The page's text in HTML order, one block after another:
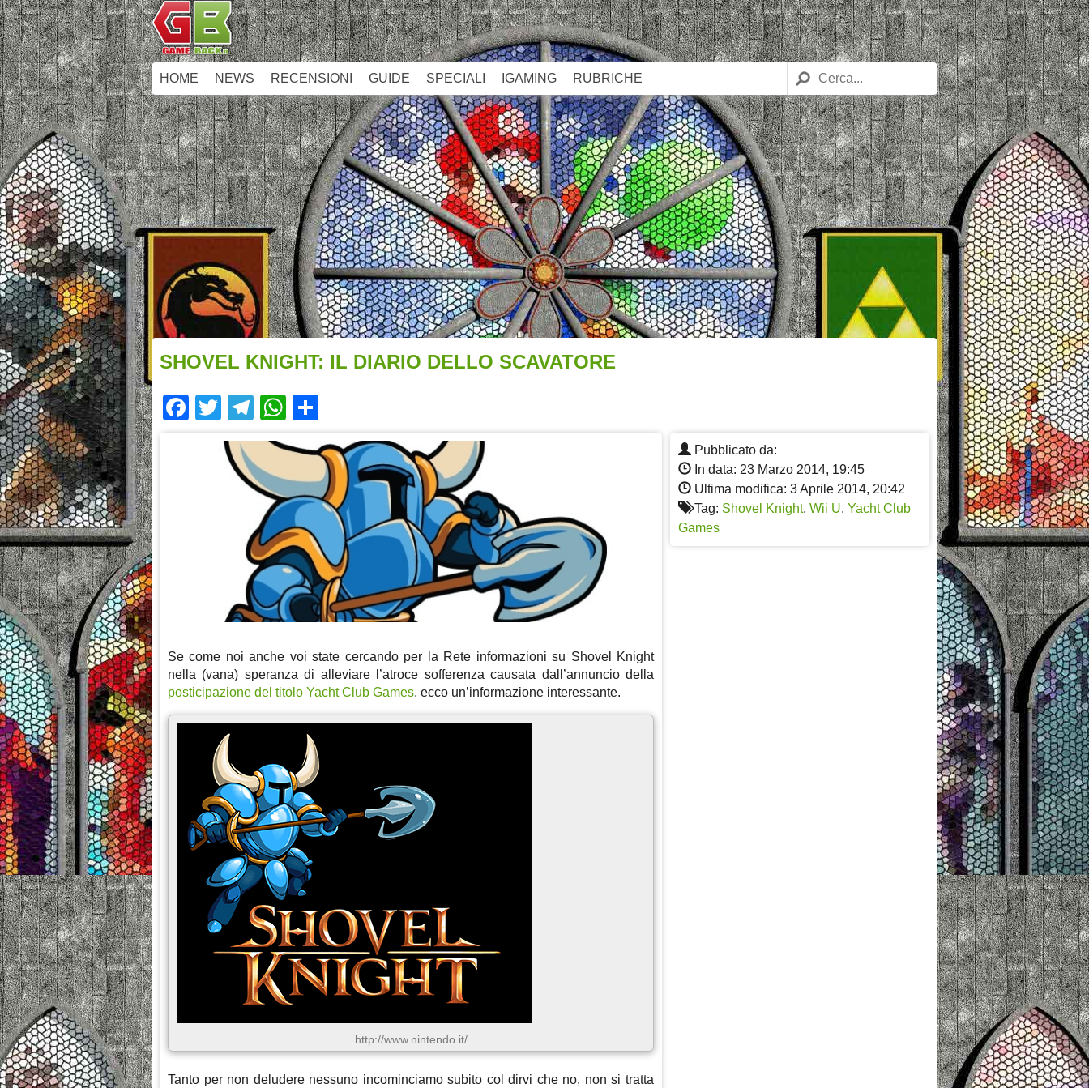
HOME NEWS RECENSIONI GUIDE SPECIALI IGAMING RUBRICHE
SHOVEL KNIGHT: IL DIARIO DELLO SCAVATORE
Facebook
TwitterTelegram
WhatsApp
Pubblicato da:
In data: 23 Marzo 2014, 19:45
Ultima modifica: 3 Aprile 2014, 20:42
Tag: Shovel Knight, Wii U, Yacht Club
Games
Se come noi anche voi state cercando per la Rete informazioni su Shovel Knight
nella (vana) speranza di alleviare l’atroce sofferenza causata dall’annuncio della
posticipazione del titolo Yacht Club Games, ecco un’informazione interessante.
http://www.nintendo.it/
Tanto per non deludere nessuno incominciamo subito col dirvi che no, non si tratta